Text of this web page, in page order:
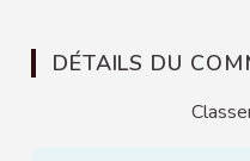
DÉTAILS DU